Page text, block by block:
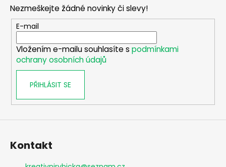
Nezmeškejte žádné novinky či slevy!
E-mail
Vložením e-mailu souhlasíte s podmínkami
ochrany osobních údajů
PŘIHLÁSIT SE
Kontakt